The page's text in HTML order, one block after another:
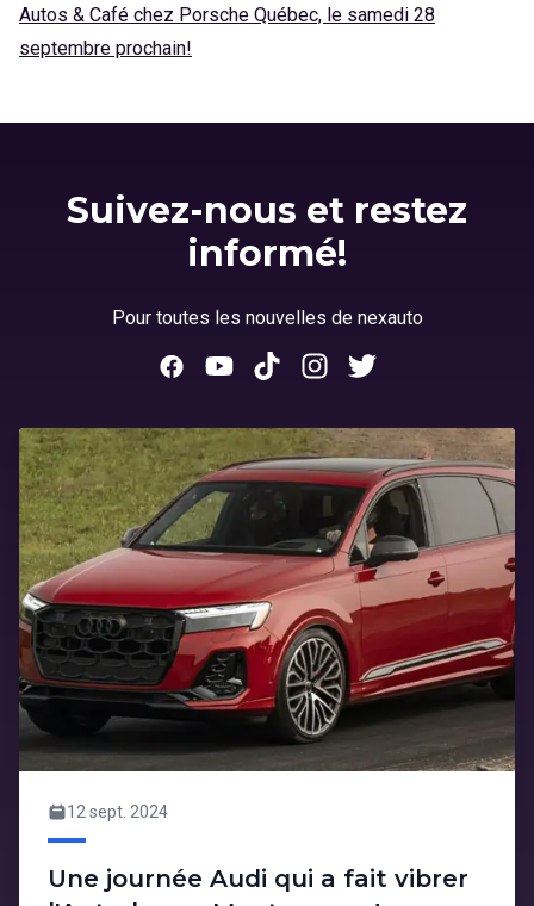
Autos & Café chez Porsche Québec, le samedi 28
septembre prochain!
Suivez-nous et restez
informé!
Pour toutes les nouvelles de nexauto
12 sept. 2024
Une journée Audi qui a fait vibrer